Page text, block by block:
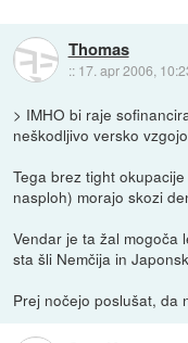
Thomas
:: 17. apr 2006,
> IMHO bi raje
neškodljivo versko
Tega brez tight
nasploh) morajo skozi
Vendar je ta žal mogoča
sta šli Nemčija in
Prej nočejo poslušat, da